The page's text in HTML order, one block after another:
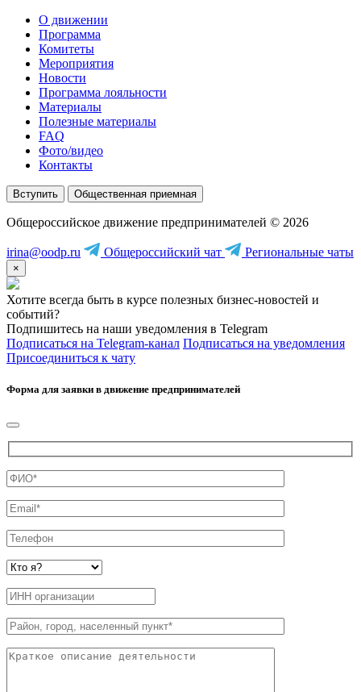
О движении
Программа
Комитеты
Мероприятия
Новости
Программа лояльности
Материалы
Полезные материалы
FAQ
Фото/видео
Контакты
Вступить Общественная приемная
Общероссийское движение предпринимателей © 2026
irina@oodp.ru Общероссийский чат Региональные чаты
×
Хотите всегда быть в курсе полезных бизнес-новостей и
событий?
Подпишитесь на наши уведомления в Telegram
Подписаться на Telegram-канал Подписаться на уведомления
Присоединиться к чату
Форма для заявки в движение предпринимателей